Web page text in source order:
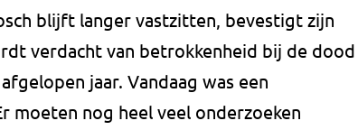
blijft langer vastzitten, bevestigt zijn
verdacht van betrokkenheid bij de dood
jaar. Vandaag was een
moeten nog heel veel onderzoeken